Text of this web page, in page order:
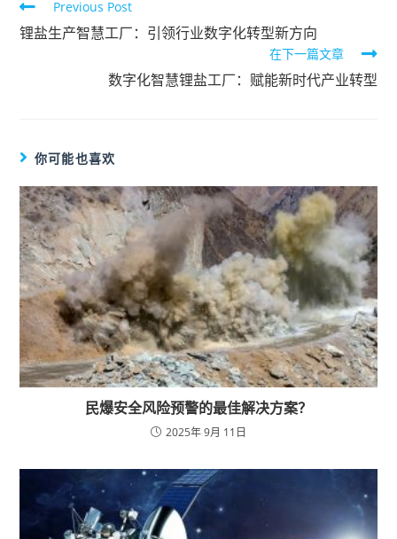
Previous Post
锂盐生产智慧工厂：引领行业数字化转型新方向
在下一篇文章
数字化智慧锂盐工厂：赋能新时代产业转型
你可能也喜欢
民爆安全风险预警的最佳解决方案？
2025年 9月 11日